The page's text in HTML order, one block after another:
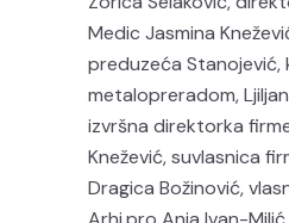
Medic Jasmina
preduzeća Stanojević,
metalopreradom,
izvršna direktorka
Knežević, suvlasnica
Dragica Božinović,